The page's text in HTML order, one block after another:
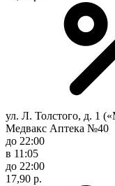
ул. Л. Толстого, д. 1
Медвакс Аптека №40
до 22:00
в 11:05
до 22:00
17,90 р.